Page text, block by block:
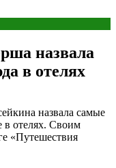
назвала
в отелях
назвала самые
в отелях. Своим
«Путешествия